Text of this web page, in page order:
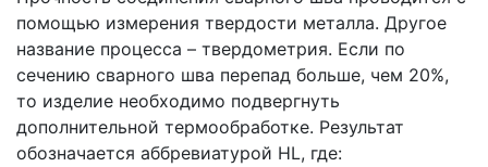
помощью измерения твердости металла. Другое
название процесса – твердометрия. Если по
сечению сварного шва перепад больше, чем 20%,
то изделие необходимо подвергнуть
дополнительной термообработке. Результат
обозначается аббревиатурой HL, где: